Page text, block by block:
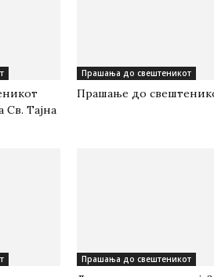
Св. Тајна
Прашања до свештеникот
Прашање до
Прашања до свештеникот